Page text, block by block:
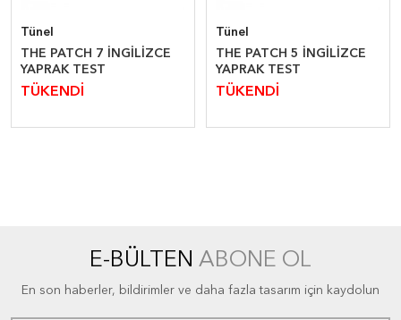
Tünel
THE PATCH 7 İNGİLİZCE
YAPRAK TEST
TÜKENDİ
Tünel
THE PATCH 5 İNGİLİZCE
YAPRAK TEST
TÜKENDİ
E-BÜLTEN ABONE OL
En son haberler, bildirimler ve daha fazla tasarım için kaydolun